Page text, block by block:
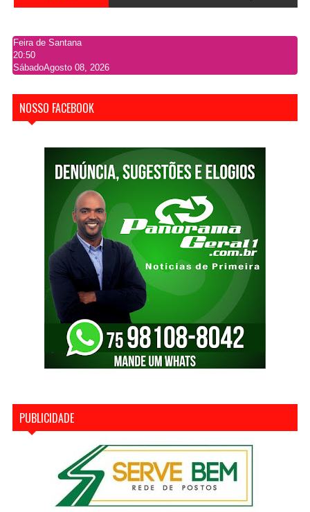
Feira de Santana
20:50
SábadoAgosto 08, 2026
NOSSO FACEBOOK
PUBLICIDADE